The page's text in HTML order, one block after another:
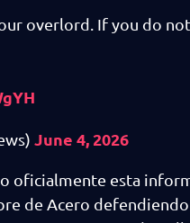
overlord. If you do
June 4, 2026
oficialmente esta
de Acero